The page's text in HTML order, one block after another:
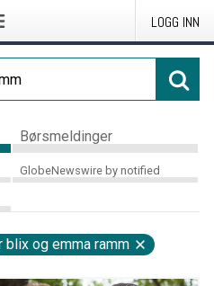
LOGG INN
Børsmeldinger
GlobeNewswire by notified
blix og emma ramm